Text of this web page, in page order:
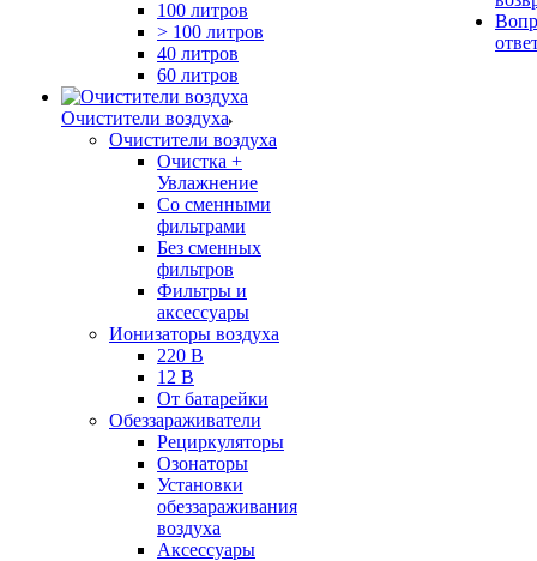
100 литров
> 100 литров
40 литров
60 литров
Очистители воздуха
Очистители воздуха
Очистка +
Увлажнение
Cо сменными
фильтрами
Без сменных
фильтров
Фильтры и
аксессуары
Ионизаторы воздуха
220 В
12 В
От батарейки
Обеззараживатели
Рециркуляторы
Озонаторы
Установки
обеззараживания
воздуха
Аксессуары